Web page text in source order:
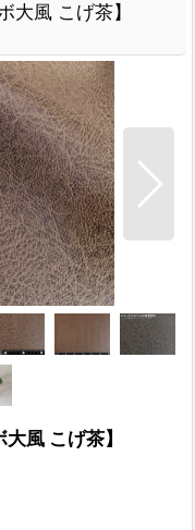
大風 こげ茶】
風 こげ茶】